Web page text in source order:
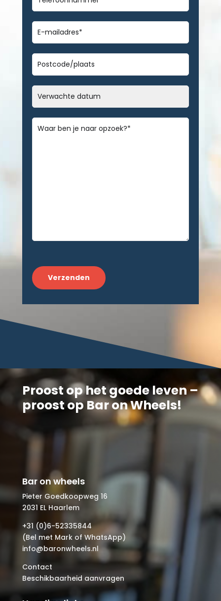
E-
mailadres*
Geen
titel
Datum
MM
DD
Bericht*
Proost op het goede leven –
proost op Bar on Wheels!
Bar on wheels
Pieter Goedkoopweg 16
2031 EL Haarlem
+31 (0)6-52335844
(Bel met Mark of WhatsApp)
info@baronwheels.nl
Contact
Beschikbaarheid aanvragen